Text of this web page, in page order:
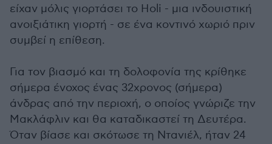
είχαν μόλις γιορτάσει το Holi - μια ινδουιστική
ανοιξιάτικη γιορτή - σε ένα κοντινό χωριό πριν
συμβεί η επίθεση.
Για τον βιασμό και τη δολοφονία της κρίθηκε
σήμερα ένοχος ένας 32χρονος (σήμερα)
άνδρας από την περιοχή, ο οποίος γνώριζε την
Μακλάφλιν και θα καταδικαστεί τη Δευτέρα.
Όταν βίασε και σκότωσε τη Ντανιέλ, ήταν 24